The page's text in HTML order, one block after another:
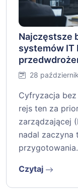
Najczęstsze
systemów IT
28
Cyfryzacja
rejs ten za
zarządzającej
nadal zaczyna
Czytaj